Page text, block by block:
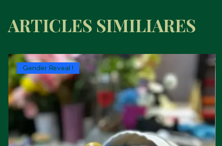
ARTICLES SIMILIARES
Gender Reveal !